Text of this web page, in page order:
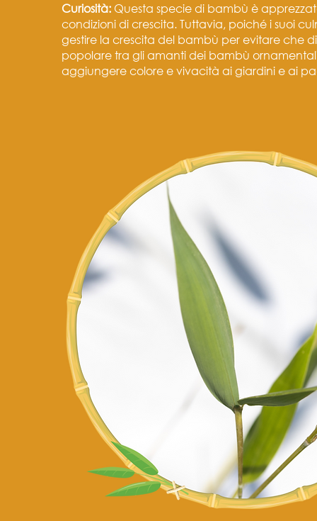
Curiosità: Questa specie di bambù è
condizioni di crescita. Tuttavia, poiché i suoi
gestire la crescita del bambù per evitare che
popolare tra gli amanti dei bambù
aggiungere colore e vivacità ai giardini e ai